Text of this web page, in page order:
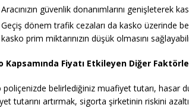
Aracınızın güvenlik donanımlarını genişleterek
Geçiş dönem trafik cezaları da kasko üzerinde
kasko prim miktarınızın düşük olmasını
Kapsamında Fiyatı Etkileyen Diğer
poliçenizde belirlediğiniz muafiyet tutarı, hasar
tutarını artırmak, sigorta şirketinin riskini